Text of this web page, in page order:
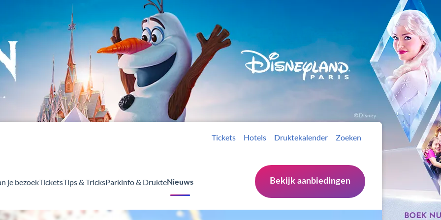
Tickets Hotels Druktekalender Zoeken
je bezoekTicketsTips & TricksParkinfo & DrukteNieuws Bekijk aanbiedingen